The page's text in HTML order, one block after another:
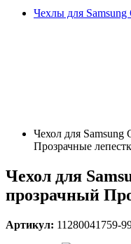
Чехлы для
Чехол для Samsung
Прозрачные
Чехол для
прозрачный
Артикул: 11280041759-